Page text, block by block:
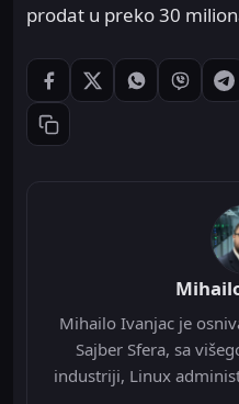
prodat u preko 30
Podeli: Facebook
Podeli: XPodeli:Podeli:
Kopiraj link
Mihailo Ivanjac je
Sajber Sfera, sa
industriji, Linux